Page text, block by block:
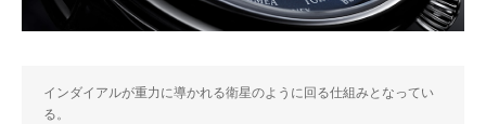
インダイアルが重力に導かれる衛星のように回る仕組みとなってい
る。